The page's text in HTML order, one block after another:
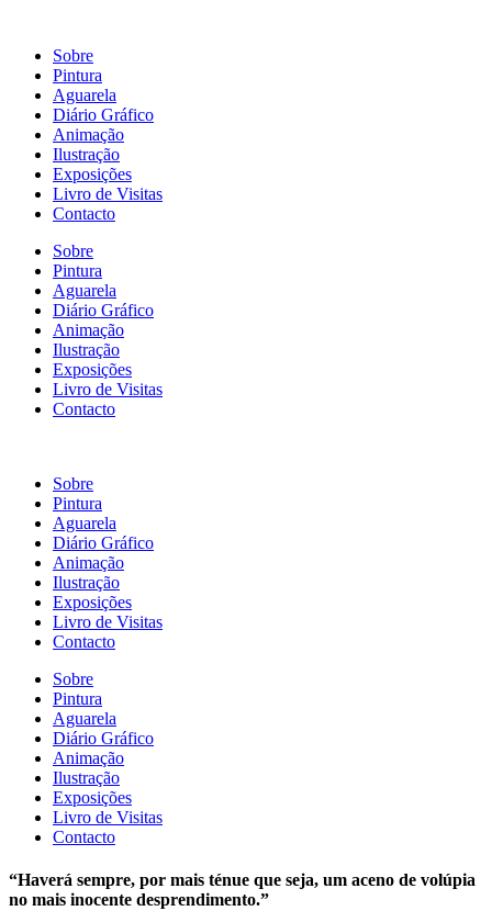
Sobre
Pintura
Aguarela
Diário Gráfico
Animação
Ilustração
Exposições
Livro de Visitas
Contacto
Sobre
Pintura
Aguarela
Diário Gráfico
Animação
Ilustração
Exposições
Livro de Visitas
Contacto
Sobre
Pintura
Aguarela
Diário Gráfico
Animação
Ilustração
Exposições
Livro de Visitas
Contacto
Sobre
Pintura
Aguarela
Diário Gráfico
Animação
Ilustração
Exposições
Livro de Visitas
Contacto
“Haverá sempre, por mais ténue que seja, um aceno de volúpia
no mais inocente desprendimento.”